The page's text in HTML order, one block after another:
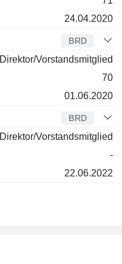
24.04.2020
BRD
Direktor/Vorstandsmitglied
70
01.06.2020
BRD
Direktor/Vorstandsmitglied
-
22.06.2022